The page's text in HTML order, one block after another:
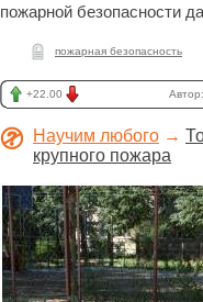
пожарной безопасности
пожарная безопасность
+22.00
Научим любого →
крупного пожара